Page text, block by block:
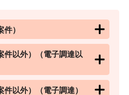
）
件以外）（電子調達以
件以外）（電子調達）